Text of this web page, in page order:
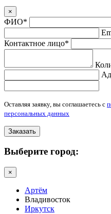
×
ФИО*
Контактное лицо*
Оставляя заявку, вы соглашаетесь с
персональных данных
Заказать
Выберите город:
×
Артём
Владивосток
Иркутск